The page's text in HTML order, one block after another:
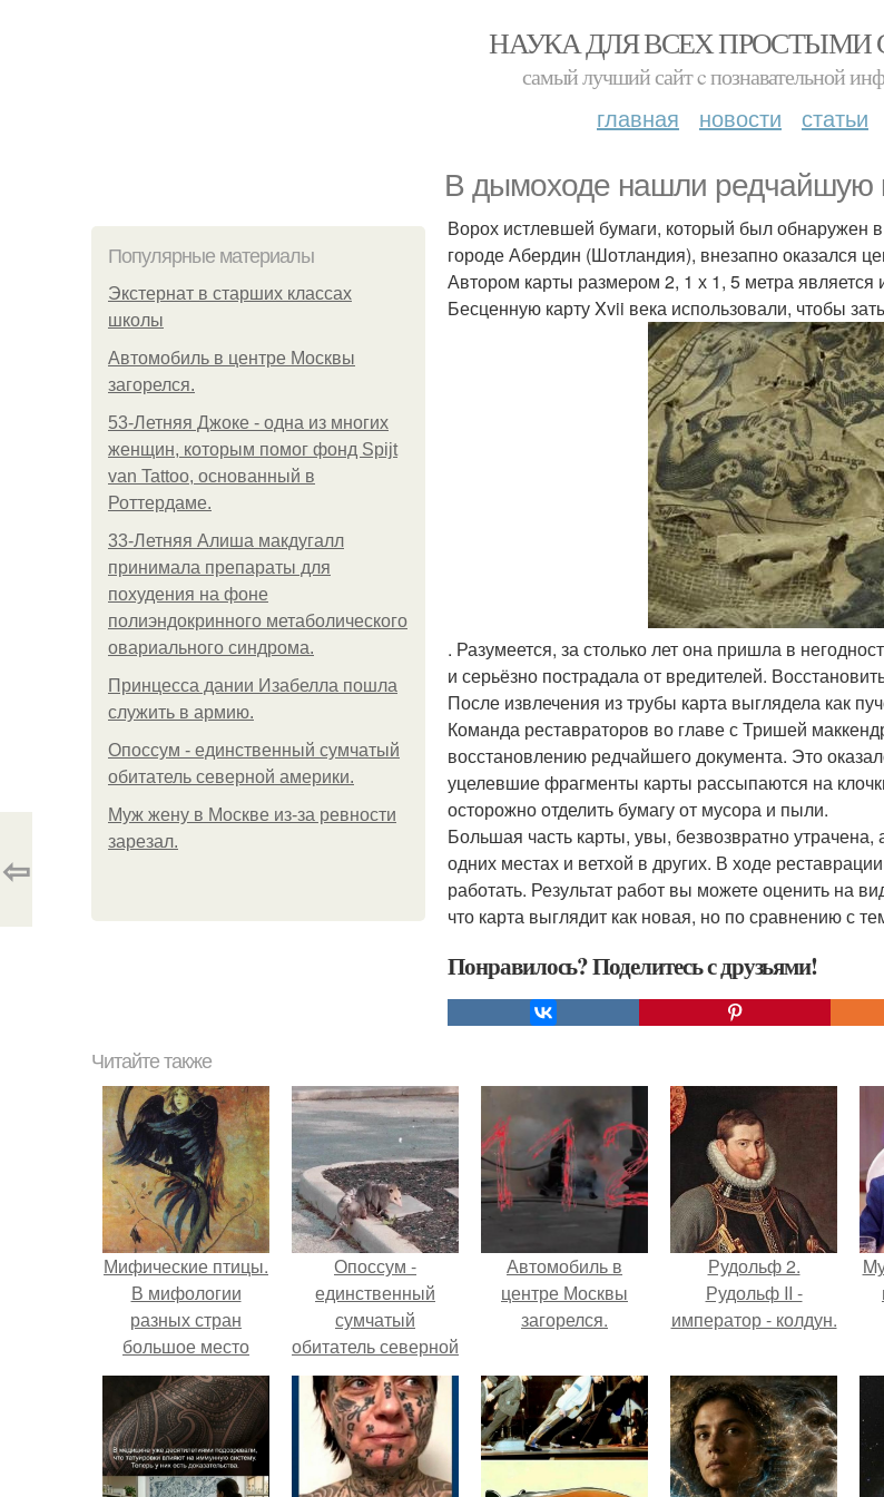
НАУКА ДЛЯ ВСЕХ ПРОСТЫМИ
самый лучший сайт c познавательной
главная новости статьи
В дымоходе нашли редчайшую
Популярные материалы
Экстернат в старших классах
школы
Автомобиль в центре Москвы
загорелся.
53-Летняя Джоке - одна из многих
женщин, которым помог фонд Spijt
van Tattoo, основанный в
Роттердаме.
33-Летняя Алиша макдугалл
принимала препараты для
похудения на фоне
полиэндокринного метаболического
овариального синдрома.
Принцесса дании Изабелла пошла
служить в армию.
Опоссум - единственный сумчатый
обитатель северной америки.
Mуж жену в Москве из-за ревности
зарезал.
Ворох истлевшей бумаги, который был обнаружен
городе Абердин (Шотландия), внезапно оказался
Автором карты размером 2, 1 х 1, 5 метра
Бесценную карту Xvii века использовали, чтобы
. Разумеется, за столько лет она пришла в
и серьёзно пострадала от вредителей.
После извлечения из трубы карта выглядела как
Команда реставраторов во главе с Тришей
восстановлению редчайшего документа. Это
уцелевшие фрагменты карты рассыпаются на
осторожно отделить бумагу от мусора и пыли.
Большая часть карты, увы, безвозвратно
одних местах и ветхой в других. В ходе
работать. Результат работ вы можете оценить на
что карта выглядит как новая, но по сравнению с
Понравилось? Поделитесь с друзьями!
⇦
Читайте также
Мифические птицы.
В мифологии
разных стран
большое место
занимают образы
птиц.
Опоссум -
единственный
сумчатый
обитатель северной
америки.
Автомобиль в
центре Москвы
загорелся.
Рудольф 2.
Рудольф II -
император - колдун.